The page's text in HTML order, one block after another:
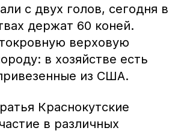
с двух голов, сегодня в
держат 60 коней.
верховую
в хозяйстве есть
из США.
Краснокутские
в различных